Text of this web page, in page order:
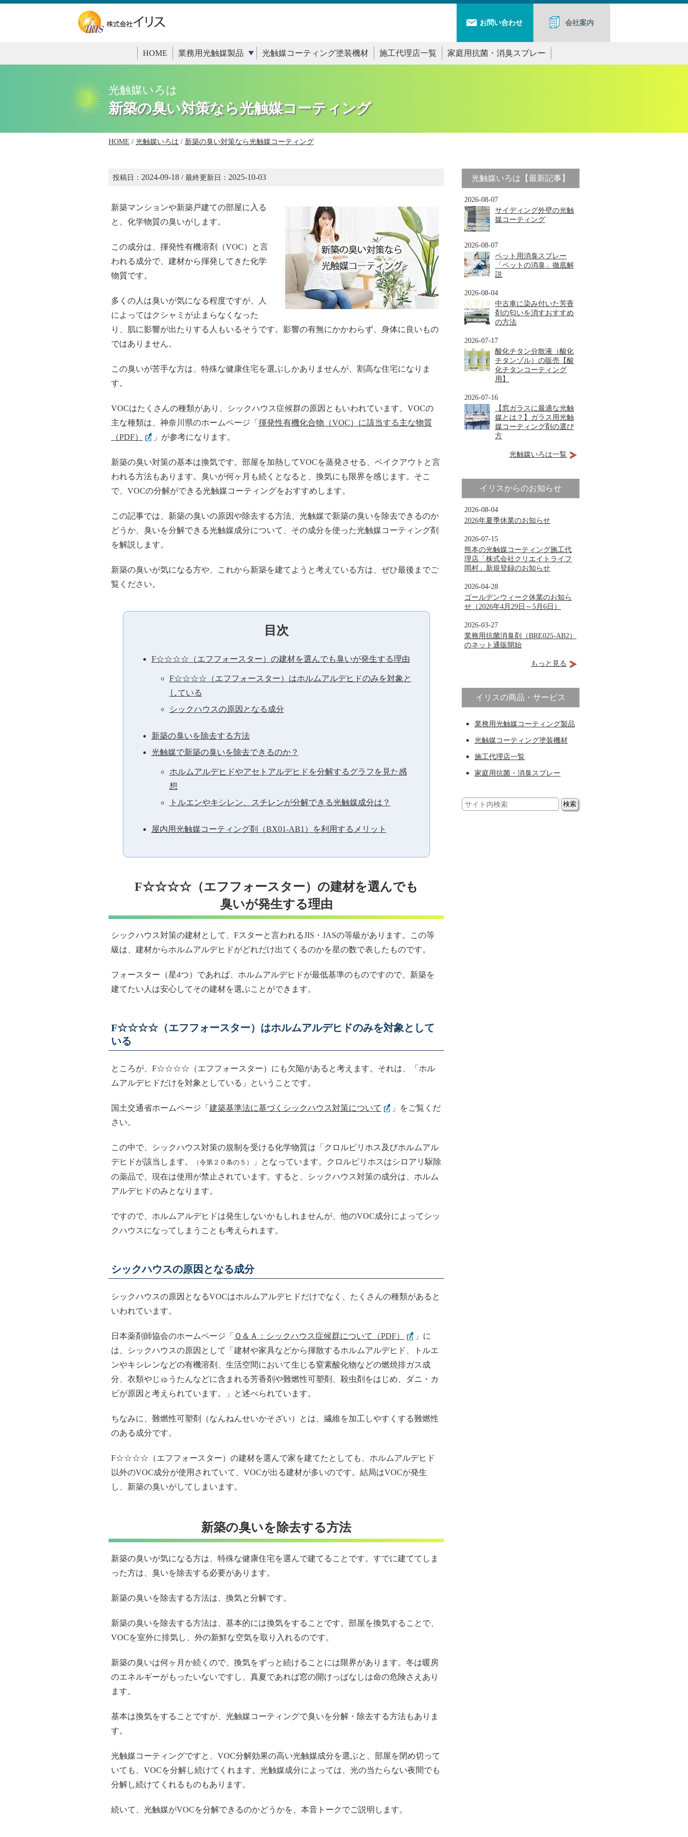
お問い合わせ 会社案内
HOME 業務用光触媒製品 光触媒コーティング塗装機材 施工代理店一覧 家庭用抗菌・消臭スプレー
光触媒いろは
新築の臭い対策なら光触媒コーティング
HOME / 光触媒いろは / 新築の臭い対策なら光触媒コーティング
投稿日： 2024-09-18 / 最終更新日： 2025-10-03
新築マンションや新築戸建ての部屋に入る
と、化学物質の臭いがします。
この成分は、揮発性有機溶剤（VOC）と言
われる成分で、建材から揮発してきた化学
物質です。
多くの人は臭いが気になる程度ですが、人
によってはクシャミが止まらなくなった
り、肌に影響が出たりする人もいるそうです。影響の有無にかかわらず、身体に良いもの
ではありません。
この臭いが苦手な方は、特殊な健康住宅を選ぶしかありませんが、割高な住宅になりま
す。
VOCはたくさんの種類があり、シックハウス症候群の原因ともいわれています。VOCの
主な種類は、神奈川県のホームページ「 揮発性有機化合物（VOC）に該当する主な物質
（PDF）
」が参考になります。
新築の臭い対策の基本は換気です。部屋を加熱してVOCを蒸発させる、ベイクアウトと言
われる方法もあります。臭いが何ヶ月も続くとなると、換気にも限界を感じます。そこ
で、VOCの分解ができる光触媒コーティングをおすすめします。
この記事では、新築の臭いの原因や除去する方法、光触媒で新築の臭いを除去できるのか
どうか、臭いを分解できる光触媒成分について、その成分を使った光触媒コーティング剤
を解説します。
新築の臭いが気になる方や、これから新築を建てようと考えている方は、ぜひ最後までご
覧ください。
目次
F☆☆☆☆（エフフォースター）の建材を選んでも臭いが発生する理由
F☆☆☆☆（エフフォースター）はホルムアルデヒドのみを対象と
している
シックハウスの原因となる成分
新築の臭いを除去する方法
光触媒で新築の臭いを除去できるのか？
ホルムアルデヒドやアセトアルデヒドを分解するグラフを見た感
想
トルエンやキシレン、スチレンが分解できる光触媒成分は？
屋内用光触媒コーティング剤（BX01-AB1）を利用するメリット
F☆☆☆☆（エフフォースター）の建材を選んでも
臭いが発生する理由
シックハウス対策の建材として、Fスターと言われるJIS・JASの等級があります。この等
級は、建材からホルムアルデヒドがどれだけ出てくるのかを星の数で表したものです。
フォースター（星4つ）であれば、ホルムアルデヒドが最低基準のものですので、新築を
建てたい人は安心してその建材を選ぶことができます。
F☆☆☆☆（エフフォースター）はホルムアルデヒドのみを対象として
いる
ところが、F☆☆☆☆（エフフォースター）にも欠陥があると考えます。それは、「ホル
ムアルデヒドだけを対象としている」ということです。
国土交通省ホームページ「 建築基準法に基づくシックハウス対策について
」をご覧くだ
さい。
この中で、シックハウス対策の規制を受ける化学物質は「クロルピリホス及びホルムアル
デヒドが該当します。
（令第２０条の５）
」となっています。クロルピリホスはシロアリ駆除
の薬品で、現在は使用が禁止されています。すると、シックハウス対策の成分は、ホルム
アルデヒドのみとなります。
ですので、ホルムアルデヒドは発生しないかもしれませんが、他のVOC成分によってシッ
クハウスになってしまうことも考えられます。
シックハウスの原因となる成分
シックハウスの原因となるVOCはホルムアルデヒドだけでなく、たくさんの種類があると
いわれています。
日本薬剤師協会のホームページ「 Ｑ＆Ａ：シックハウス症候群について（PDF）
」に
は、シックハウスの原因として「建材や家具などから揮散するホルムアルデヒド、トルエ
ンやキシレンなどの有機溶剤、生活空間において生じる窒素酸化物などの燃焼排ガス成
分、衣類やじゅうたんなどに含まれる芳香剤や難燃性可塑剤、殺虫剤をはじめ、ダニ・カ
ビが原因と考えられています。」と述べられています。
ちなみに、難燃性可塑剤（なんねんせいかそざい）とは、繊維を加工しやすくする難燃性
のある成分です。
F☆☆☆☆（エフフォースター）の建材を選んで家を建てたとしても、ホルムアルデヒド
以外のVOC成分が使用されていて、VOCが出る建材が多いのです。結局はVOCが発生
し、新築の臭いがしてしまいます。
新築の臭いを除去する方法
新築の臭いが気になる方は、特殊な健康住宅を選んで建てることです。すでに建ててしま
った方は、臭いを除去する必要があります。
新築の臭いを除去する方法は、換気と分解です。
新築の臭いを除去する方法は、基本的には換気をすることです。部屋を換気することで、
VOCを室外に排気し、外の新鮮な空気を取り入れるのです。
新築の臭いは何ヶ月か続くので、換気をずっと続けることには限界があります。冬は暖房
のエネルギーがもったいないですし、真夏であれば窓の開けっぱなしは命の危険さえあり
ます。
基本は換気をすることですが、光触媒コーティングで臭いを分解・除去する方法もありま
す。
光触媒コーティングですと、VOC分解効果の高い光触媒成分を選ぶと、部屋を閉め切って
いても、VOCを分解し続けてくれます。光触媒成分によっては、光の当たらない夜間でも
分解し続けてくれるものもあります。
続いて、光触媒がVOCを分解できるのかどうかを、本音トークでご説明します。
光触媒いろは【最新記事】
2026-08-07
サイディング外壁の光触
媒コーティング
2026-08-07
ペット用消臭スプレー
「ペットの消臭」徹底解
説
2026-08-04
中古車に染み付いた芳香
剤の匂いを消すおすすめ
の方法
2026-07-17
酸化チタン分散液（酸化
チタンゾル）の販売【酸
化チタンコーティング
用】
2026-07-16
【窓ガラスに最適な光触
媒とは？】ガラス用光触
媒コーティング剤の選び
方
光触媒いろは一覧
イリスからのお知らせ
2026-08-04
2026年夏季休業のお知らせ
2026-07-15
熊本の光触媒コーティング施工代
理店「株式会社クリエイトライフ
岡村」新規登録のお知らせ
2026-04-28
ゴールデンウィーク休業のお知ら
せ（2026年4月29日～5月6日）
2026-03-27
業務用抗菌消臭剤（BRE025-AB2）
のネット通販開始
もっと見る
イリスの商品・サービス
業務用光触媒コーティング製品
光触媒コーティング塗装機材
施工代理店一覧
家庭用抗菌・消臭スプレー